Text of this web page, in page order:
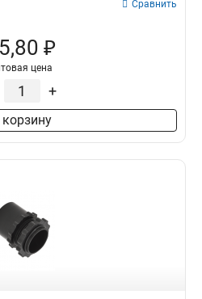
Сравнить
₽
цена
+